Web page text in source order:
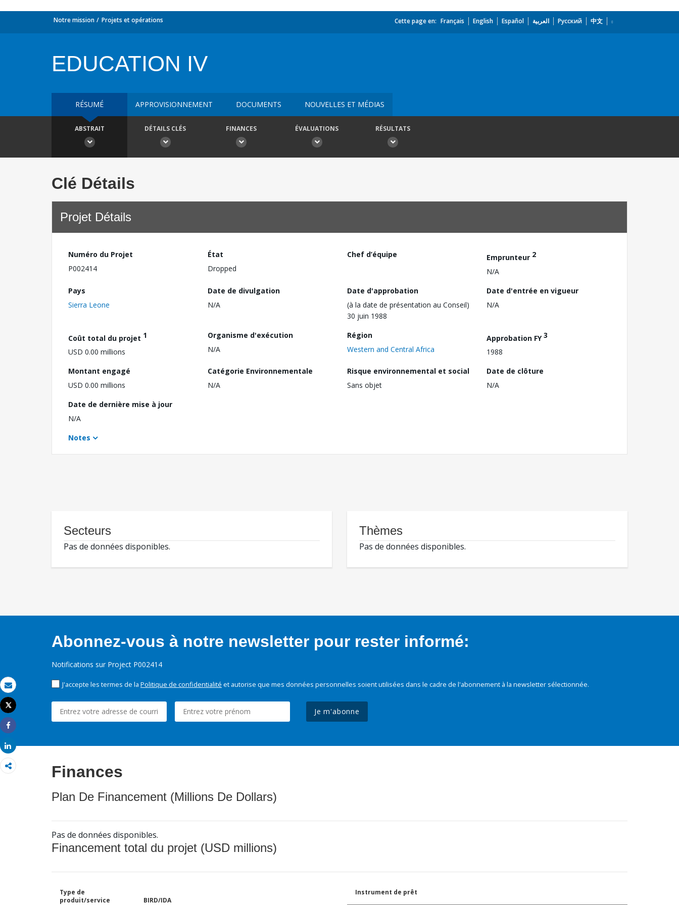
Email
Imprimer
Tweet
Share
Share
Notre mission Projets et opérations Cette page en: Français English Español العربية Русский 中文
EDUCATION IV
RÉSUMÉ APPROVISIONNEMENT DOCUMENTS NOUVELLES ET MÉDIAS
ABSTRAIT DÉTAILS CLÉS FINANCES ÉVALUATIONS RÉSULTATS
Clé Détails
Projet Détails
Numéro du Projet
P002414
État
Dropped
Chef d’équipe Emprunteur 2
N/A
Pays
Sierra Leone
Date de divulgation
N/A
Date d'approbation
(à la date de présentation au Conseil)
30 juin 1988
Date d'entrée en vigueur
N/A
Coût total du projet 1
USD 0.00 millions
Organisme d'exécution
N/A
Région
Western and Central Africa
Approbation FY3
1988
Montant engagé
USD 0.00 millions
Catégorie Environnementale
N/A
Risque environnemental et social
Sans objet
Date de clôture
N/A
Date de dernière mise à jour
N/A
Notes
Secteurs
Pas de données disponibles.
Thèmes
Pas de données disponibles.
Abonnez-vous à notre newsletter pour rester informé:
Notifications sur Project P002414
J'accepte les termes de la Politique de confidentialité et autorise que mes données personnelles soient utilisées dans le cadre de l'abonnement à la newsletter sélectionnée.
Je m'abonne
Finances
Plan De Financement (Millions De Dollars)
Pas de données disponibles.
Financement total du projet (USD millions)
Type de
produit/service
BIRD/IDA
Instrument de prêt